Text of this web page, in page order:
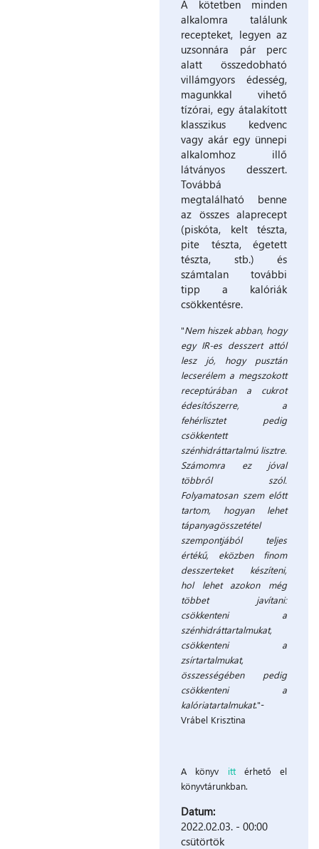
A kötetben minden
alkalomra találunk
recepteket, legyen az
uzsonnára pár perc
alatt összedobható
villámgyors édesség,
magunkkal vihető
tízórai, egy átalakított
klasszikus kedvenc
vagy akár egy ünnepi
alkalomhoz illő
látványos desszert.
Továbbá
megtalálható benne
az összes alaprecept
(piskóta, kelt tészta,
pite tészta, égetett
tészta, stb.) és
számtalan további
tipp a kalóriák
csökkentésre.
"Nem hiszek abban, hogy
egy IR-es desszert attól
lesz jó, hogy pusztán
lecserélem a megszokott
receptúrában a cukrot
édesítőszerre, a
fehérlisztet pedig
csökkentett
szénhidráttartalmú lisztre.
Számomra ez jóval
többről szól.
Folyamatosan szem előtt
tartom, hogyan lehet
tápanyagösszetétel
szempontjából teljes
értékű, eközben finom
desszerteket készíteni,
hol lehet azokon még
többet javítani:
csökkenteni a
szénhidráttartalmukat,
csökkenteni a
zsírtartalmukat,
összességében pedig
csökkenteni a
kalóriatartalmukat."-
Vrábel Krisztina
A könyv itt érhető el
könyvtárunkban.
Datum:
2022.02.03. - 00:00
csütörtök